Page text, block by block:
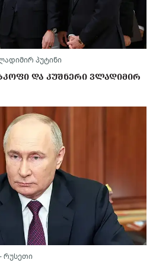
პუტინი
ᲓᲐ ᲙᲣᲨᲜᲔᲠᲘ ᲕᲚᲐᲓᲘᲛᲘᲠ
რუსეთი